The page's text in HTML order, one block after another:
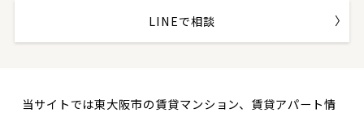
LINEで相談
当サイトでは東大阪市の賃貸マンション、賃貸アパート情